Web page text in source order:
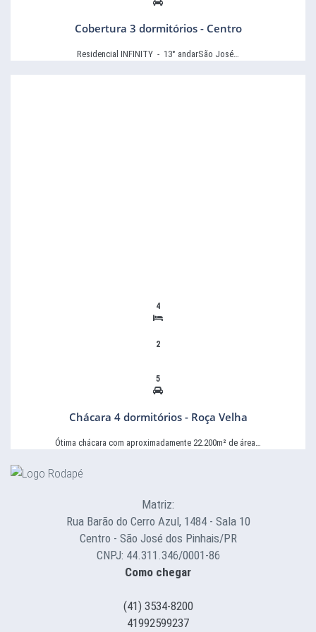
Cobertura 3 dormitórios - Centro
Residencial INFINITY - 13° andarSão José…
4
2
5
Chácara 4 dormitórios - Roça Velha
Ótima chácara com aproximadamente 22.200m² de área…
Matriz:
Rua Barão do Cerro Azul, 1484 - Sala 10
Centro - São José dos Pinhais/PR
CNPJ: 44.311.346/0001-86
Como chegar
(41) 3534-8200
41992599237